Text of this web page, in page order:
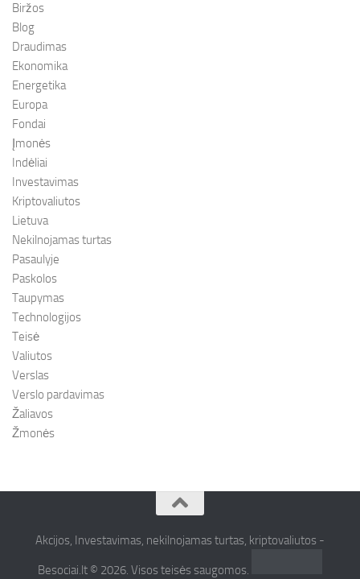
Biržos
Blog
Draudimas
Ekonomika
Energetika
Europa
Fondai
Įmonės
Indėliai
Investavimas
Kriptovaliutos
Lietuva
Nekilnojamas turtas
Pasaulyje
Paskolos
Taupymas
Technologijos
Teisė
Valiutos
Verslas
Verslo pardavimas
Žaliavos
Žmonės
Akcijos, Investavimas, nekilnojamas turtas, kriptovaliutos -
Besociai.lt © 2026. Visos teisės saugomos.